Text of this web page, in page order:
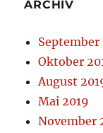
ARCHIV
September
Oktober
August
Mai 2019
November